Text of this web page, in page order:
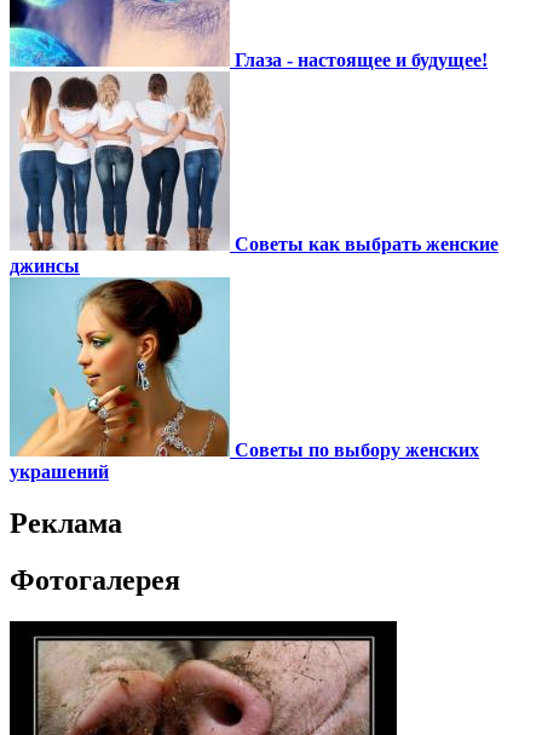
Глаза - настоящее и будущее!
Советы как выбрать женские
джинсы
Советы по выбору женских
украшений
Реклама
Фотогалерея